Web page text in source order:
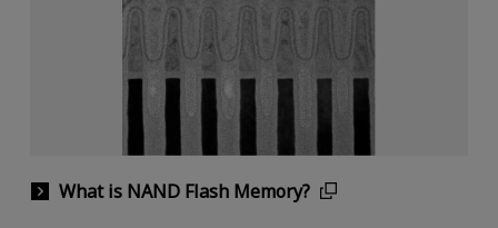
What is NAND Flash Memory?